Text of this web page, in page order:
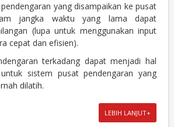
yang disampaikan ke pusat
jangka waktu yang lama dapat
(lupa untuk menggunakan input
cepat dan efisien).
terkadang dapat menjadi hal
sistem pusat pendengaran yang
dilatih.
LEBIH LANJUT+